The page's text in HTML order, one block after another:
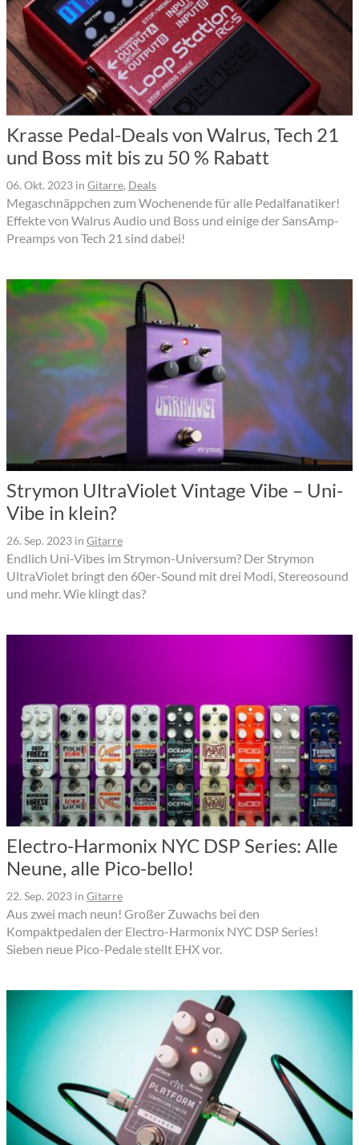
Krasse Pedal-Deals von Walrus, Tech 21
und Boss mit bis zu 50 % Rabatt
06. Okt. 2023 in Gitarre, Deals
Megaschnäppchen zum Wochenende für alle Pedalfanatiker!
Effekte von Walrus Audio und Boss und einige der SansAmp-
Preamps von Tech 21 sind dabei!
Strymon UltraViolet Vintage Vibe – Uni-
Vibe in klein?
26. Sep. 2023 in Gitarre
Endlich Uni-Vibes im Strymon-Universum? Der Strymon
UltraViolet bringt den 60er-Sound mit drei Modi, Stereosound
und mehr. Wie klingt das?
Electro-Harmonix NYC DSP Series: Alle
Neune, alle Pico-bello!
22. Sep. 2023 in Gitarre
Aus zwei mach neun! Großer Zuwachs bei den
Kompaktpedalen der Electro-Harmonix NYC DSP Series!
Sieben neue Pico-Pedale stellt EHX vor.